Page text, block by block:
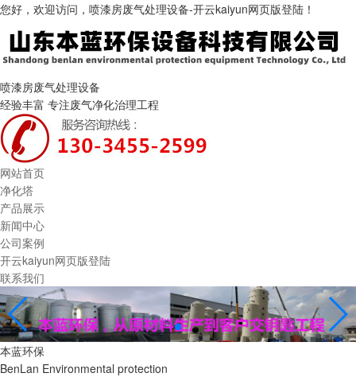
您好，欢迎访问，喷漆房废气处理设备-开云kaiyun网页版登陆！
喷漆房废气处理设备
经验丰富 专注废气净化治理工程
网站首页
净化塔
产品展示
新闻中心
公司案例
开云kaiyun网页版登陆
联系我们
本蓝环保
BenLan Environmental protection